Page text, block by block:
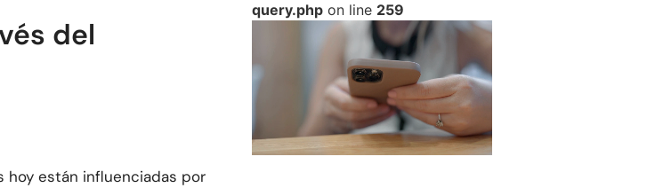
del
hoy están influenciadas por
query.php on line 259